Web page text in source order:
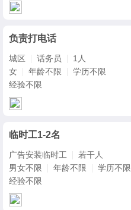
负责打电话
城区 话务员
1人
女
年龄不限
学历不限
经验不限
临时工1-2名
广告安装临时工
若干人
男女不限
年龄不限
学历不限
经验不限